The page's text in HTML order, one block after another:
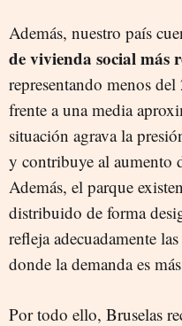
Además, nuestro país
de vivienda social más
representando menos
frente a una media
situación agrava la
y contribuye al aumento
Además, el parque
distribuido de forma
refleja adecuadamente
donde la demanda es
Por todo ello, Bruselas